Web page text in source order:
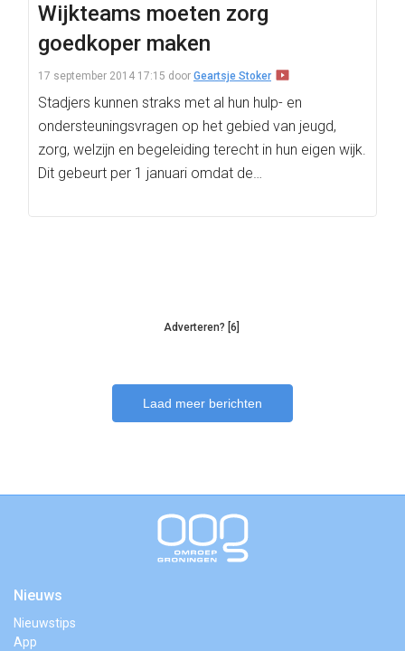
Wijkteams moeten zorg
goedkoper maken
17 september 2014 17:15 door Geartsje Stoker
Stadjers kunnen straks met al hun hulp- en
ondersteuningsvragen op het gebied van jeugd,
zorg, welzijn en begeleiding terecht in hun eigen wijk.
Dit gebeurt per 1 januari omdat de…
Adverteren? [6]
Laad meer berichten
Nieuws
Nieuwstips
App